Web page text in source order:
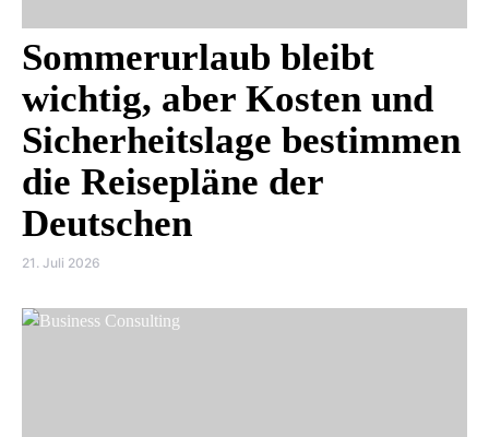
Sommerurlaub bleibt
wichtig, aber Kosten und
Sicherheitslage bestimmen
die Reisepläne der
Deutschen
21. Juli 2026